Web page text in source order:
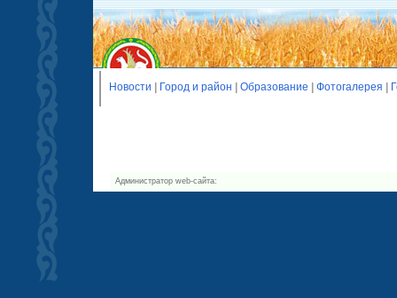
Новости Город и район Образование Фотогалерея
Администратор web-сайта: